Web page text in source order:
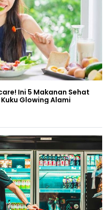
Ini 5 Makanan Sehat
Glowing Alami